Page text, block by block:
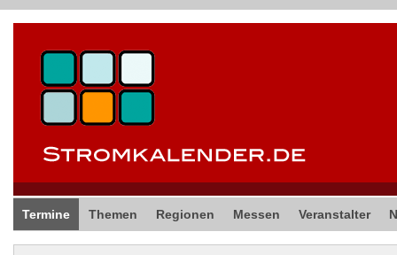
Termine Themen Regionen Messen Veranstalter